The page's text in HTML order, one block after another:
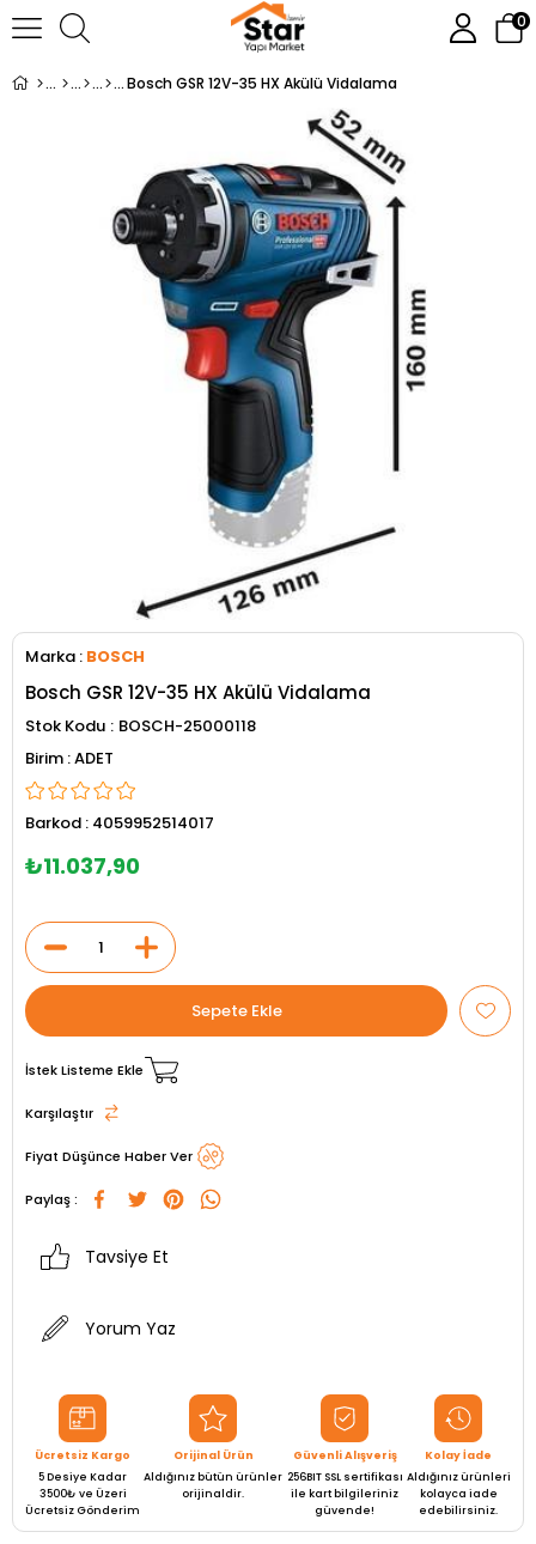
0
Bosch GSR 12V-35 HX Akülü Vidalama
Marka : BOSCH
Bosch GSR 12V-35 HX Akülü Vidalama
Stok Kodu
BOSCH-25000118
ADET
Barkod : 4059952514017
₺11.037,90
İstek Listeme Ekle
Karşılaştır
Fiyat Düşünce Haber Ver
Paylaş :
Tavsiye Et
Yorum Yaz
Ücretsiz Kargo
5 Desiye Kadar
3500₺ ve Üzeri
Ücretsiz Gönderim
Orijinal Ürün
Aldığınız bütün ürünler
orijinaldir.
Güvenli Alışveriş
256BIT SSL sertifikası
ile kart bilgileriniz
güvende!
Kolay İade
Aldığınız ürünleri
kolayca iade
edebilirsiniz.